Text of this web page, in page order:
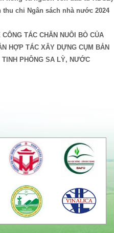
chi Ngân sách nhà nước 2024
TÁC CHĂN NUÔI BÒ CỦA
HỢP TÁC XÂY DỰNG CỤM BẢN
PHÔNG SA LỲ, NƯỚC